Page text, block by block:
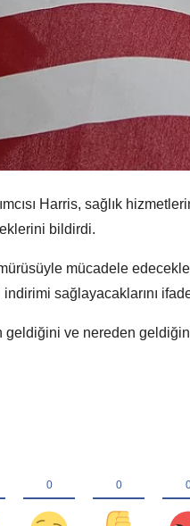
Harris, sağlık
bildirdi.
mücadele
sağlayacaklarını
geldiğini ve nereden